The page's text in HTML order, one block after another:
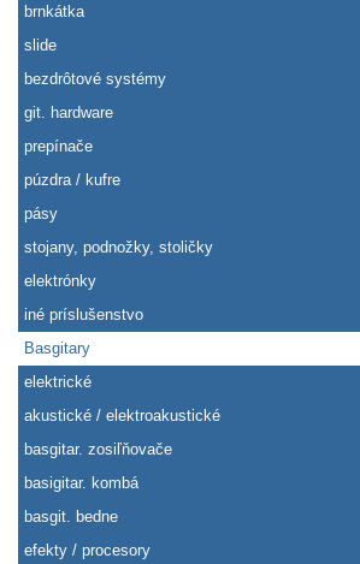
brnkátka
slide
bezdrôtové systémy
git. hardware
prepínače
púzdra / kufre
pásy
stojany, podnožky, stoličky
elektrónky
iné príslušenstvo
Basgitary
elektrické
akustické / elektroakustické
basgitar. zosiľňovače
basigitar. kombá
basgit. bedne
efekty / procesory